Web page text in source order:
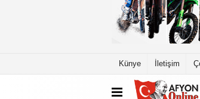
Künye İletişim